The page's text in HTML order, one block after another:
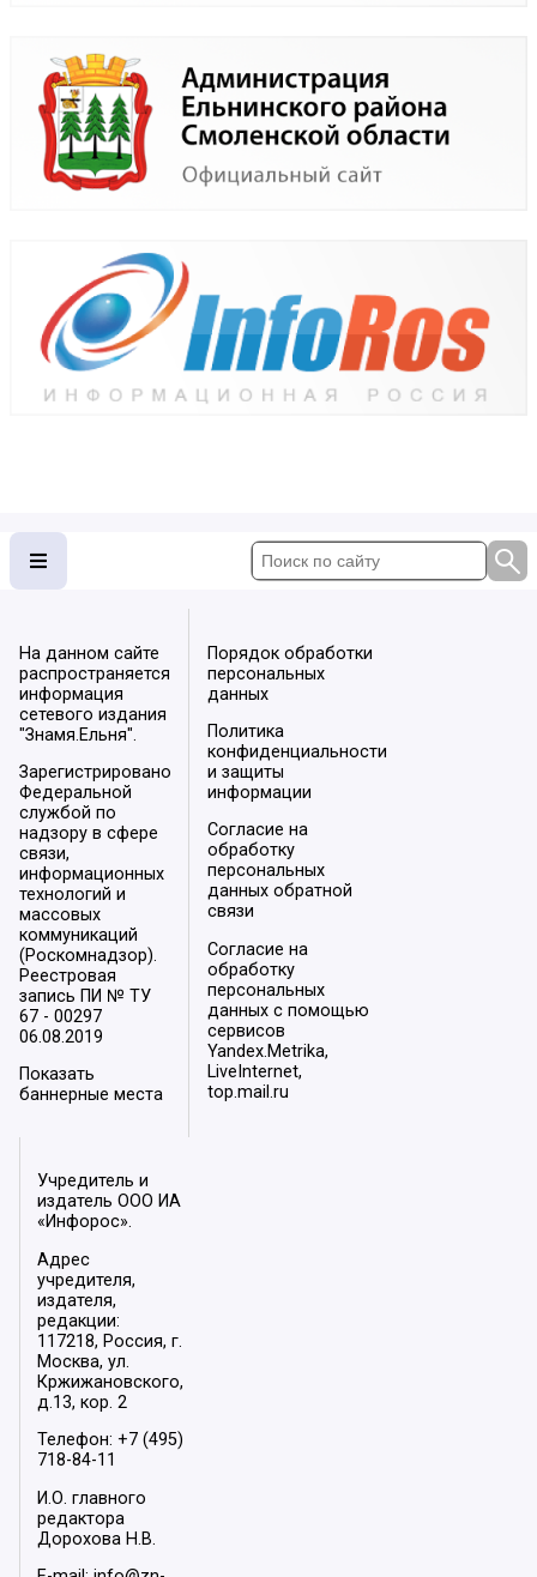
На данном сайте
распространяется
информация
сетевого издания
"Знамя.Ельня".
Зарегистрировано
Федеральной
службой по
надзору в сфере
связи,
информационных
технологий и
массовых
коммуникаций
(Роскомнадзор).
Реестровая
запись ПИ № ТУ
67 - 00297
06.08.2019
Показать
баннерные места
Порядок обработки
персональных
данных
Политика
конфиденциальности
и защиты
информации
Согласие на
обработку
персональных
данных обратной
связи
Согласие на
обработку
персональных
данных с помощью
сервисов
Yandex.Metrika,
LiveInternet,
top.mail.ru
Учредитель и
издатель ООО ИА
«Инфорос».
Адрес
учредителя,
издателя,
редакции:
117218, Россия, г.
Москва, ул.
Кржижановского,
д.13, кор. 2
Телефон: +7 (495)
718-84-11
И.О. главного
редактора
Дорохова Н.В.